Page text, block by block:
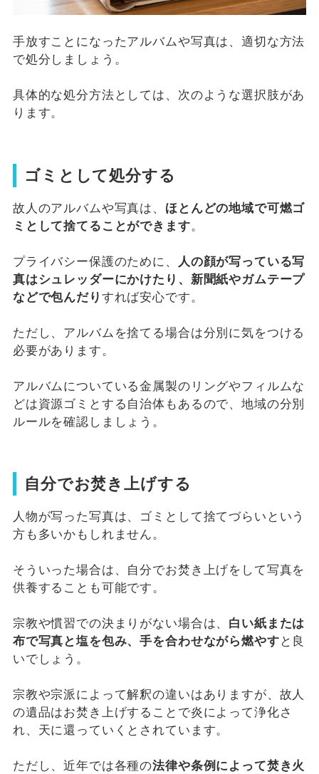
手放すことになったアルバムや写真は、適切な方法
で処分しましょう。
具体的な処分方法としては、次のような選択肢があ
ります。
ゴミとして処分する
故人のアルバムや写真は、 ほとんどの地域で可燃ゴ
ミとして捨てることができます。
プライバシー保護のために、
人の顔が写っている写
真はシュレッダーにかけたり、新聞紙やガムテープ
などで包んだり すれば安心です。
ただし、アルバムを捨てる場合は分別に気をつける
必要があります。
アルバムについている金属製のリングやフィルムな
どは資源ゴミとする自治体もあるので、地域の分別
ルールを確認しましょう。
自分でお焚き上げする
人物が写った写真は、ゴミとして捨てづらいという
方も多いかもしれません。
そういった場合は、自分でお焚き上げをして写真を
供養することも可能です。
宗教や慣習での決まりがない場合は、 白い紙または
布で写真と塩を包み、手を合わせながら燃やす と良
いでしょう。
宗教や宗派によって解釈の違いはありますが、故人
の遺品はお焚き上げすることで炎によって浄化さ
れ、天に還っていくとされています。
ただし、近年では各種の法律や条例によって焚き火